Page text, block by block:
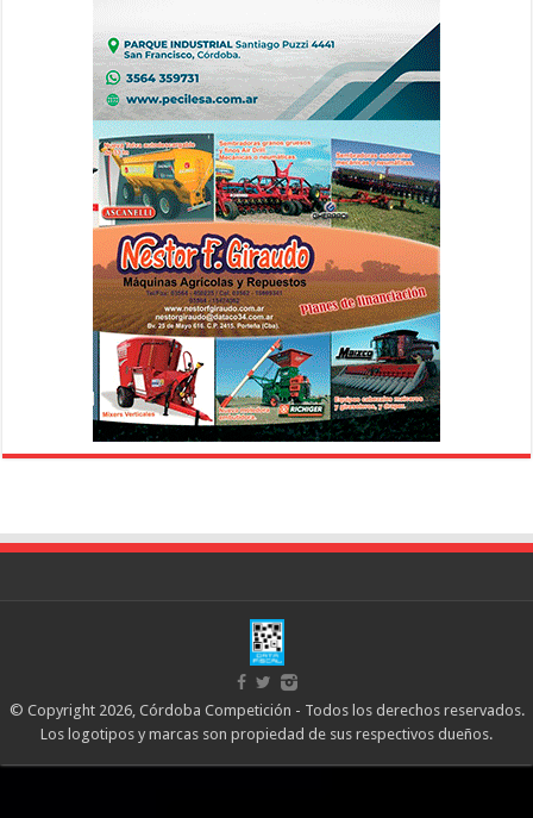
© Copyright 2026, Córdoba Competición - Todos los derechos reservados.
Los logotipos y marcas son propiedad de sus respectivos dueños.